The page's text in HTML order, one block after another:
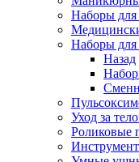
Наборы
Наборы для
Назад
Уход за
Роликовые